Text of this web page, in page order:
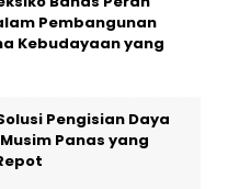
Pembangunan
Kebudayaan yang
Pengisian Daya
Panas yang